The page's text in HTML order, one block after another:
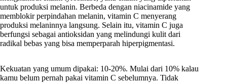
untuk produksi melanin. Berbeda dengan niacinamide yang
memblokir perpindahan melanin, vitamin C menyerang
produksi melaninnya langsung. Selain itu, vitamin C juga
berfungsi sebagai antioksidan yang melindungi kulit dari
radikal bebas yang bisa memperparah hiperpigmentasi.
Kekuatan yang umum dipakai: 10-20%. Mulai dari 10% kalau
kamu belum pernah pakai vitamin C sebelumnya. Tidak